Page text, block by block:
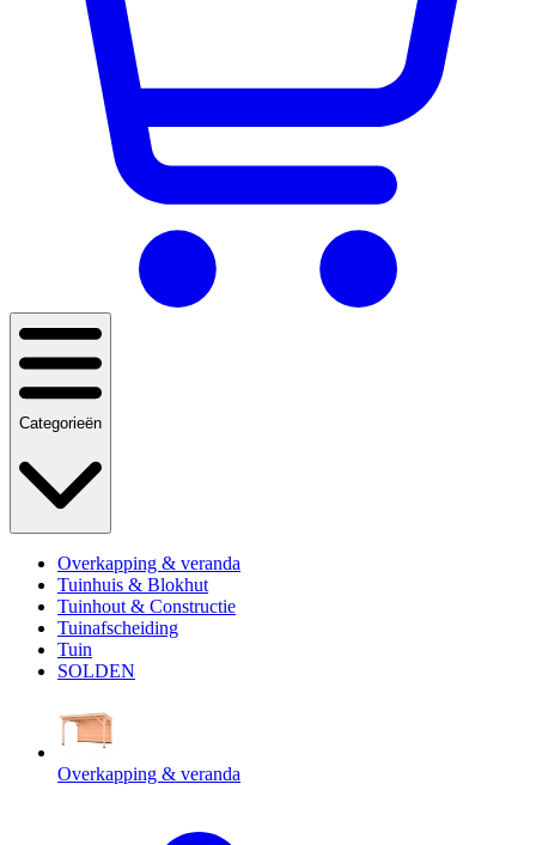
Categorieën
Overkapping & veranda
Tuinhuis & Blokhut
Tuinhout & Constructie
Tuinafscheiding
Tuin
SOLDEN
Overkapping & veranda